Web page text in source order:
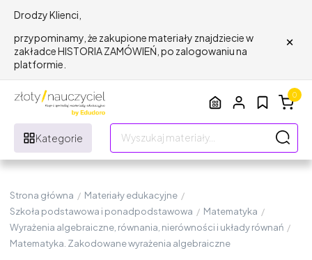
Drodzy Klienci,
przypominamy, że zakupione materiały znajdziecie w
zakładce HISTORIA ZAMÓWIEŃ, po zalogowaniu na
platformie.
×
Kategorie
0
Strona główna / Materiały edukacyjne /
Szkoła podstawowa i ponadpodstawowa / Matematyka /
Wyrażenia algebraiczne, równania, nierówności i układy równań /
Matematyka. Zakodowane wyrażenia algebraiczne